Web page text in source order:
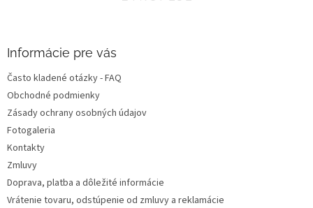
Informácie pre vás
Často kladené otázky - FAQ
Obchodné podmienky
Zásady ochrany osobných údajov
Fotogaleria
Kontakty
Zmluvy
Doprava, platba a dôležité informácie
Vrátenie tovaru, odstúpenie od zmluvy a reklamácie